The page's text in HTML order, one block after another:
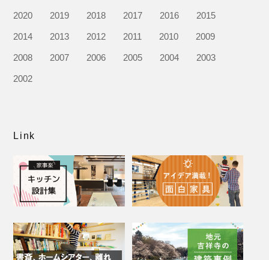
2020 2019 2018 2017 2016 2015
2014 2013 2012 2011 2010 2009
2008 2007 2006 2005 2004 2003
2002
Link